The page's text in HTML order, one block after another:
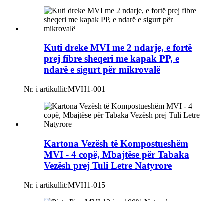
Kuti dreke MVI me 2 ndarje, e fortë
prej fibre sheqeri me kapak PP, e
ndarë e sigurt për mikrovalë
Nr. i artikullit:MVH1-001
Kartona Vezësh të Kompostueshëm
MVI - 4 copë, Mbajtëse për Tabaka
Vezësh prej Tuli Letre Natyrore
Nr. i artikullit:MVH1-015